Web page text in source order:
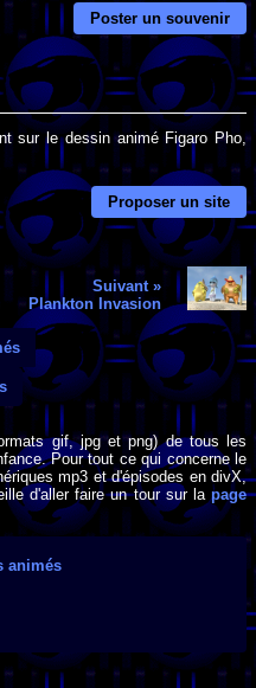
Poster un souvenir
sur le dessin animé Figaro Pho,
Proposer un site
Suivant »
Plankton Invasion
gif, jpg et png) de tous les
Pour tout ce qui concerne le
mp3 et d'épisodes en divX,
d'aller faire un tour sur la page
animés